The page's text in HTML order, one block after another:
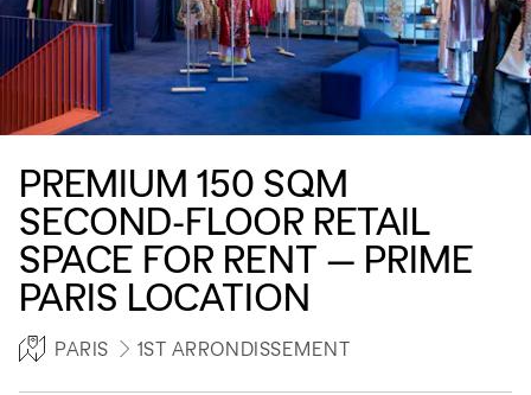
PREMIUM 150 SQM
SECOND-FLOOR RETAIL
SPACE FOR RENT — PRIME
PARIS LOCATION
PARIS 1ST ARRONDISSEMENT